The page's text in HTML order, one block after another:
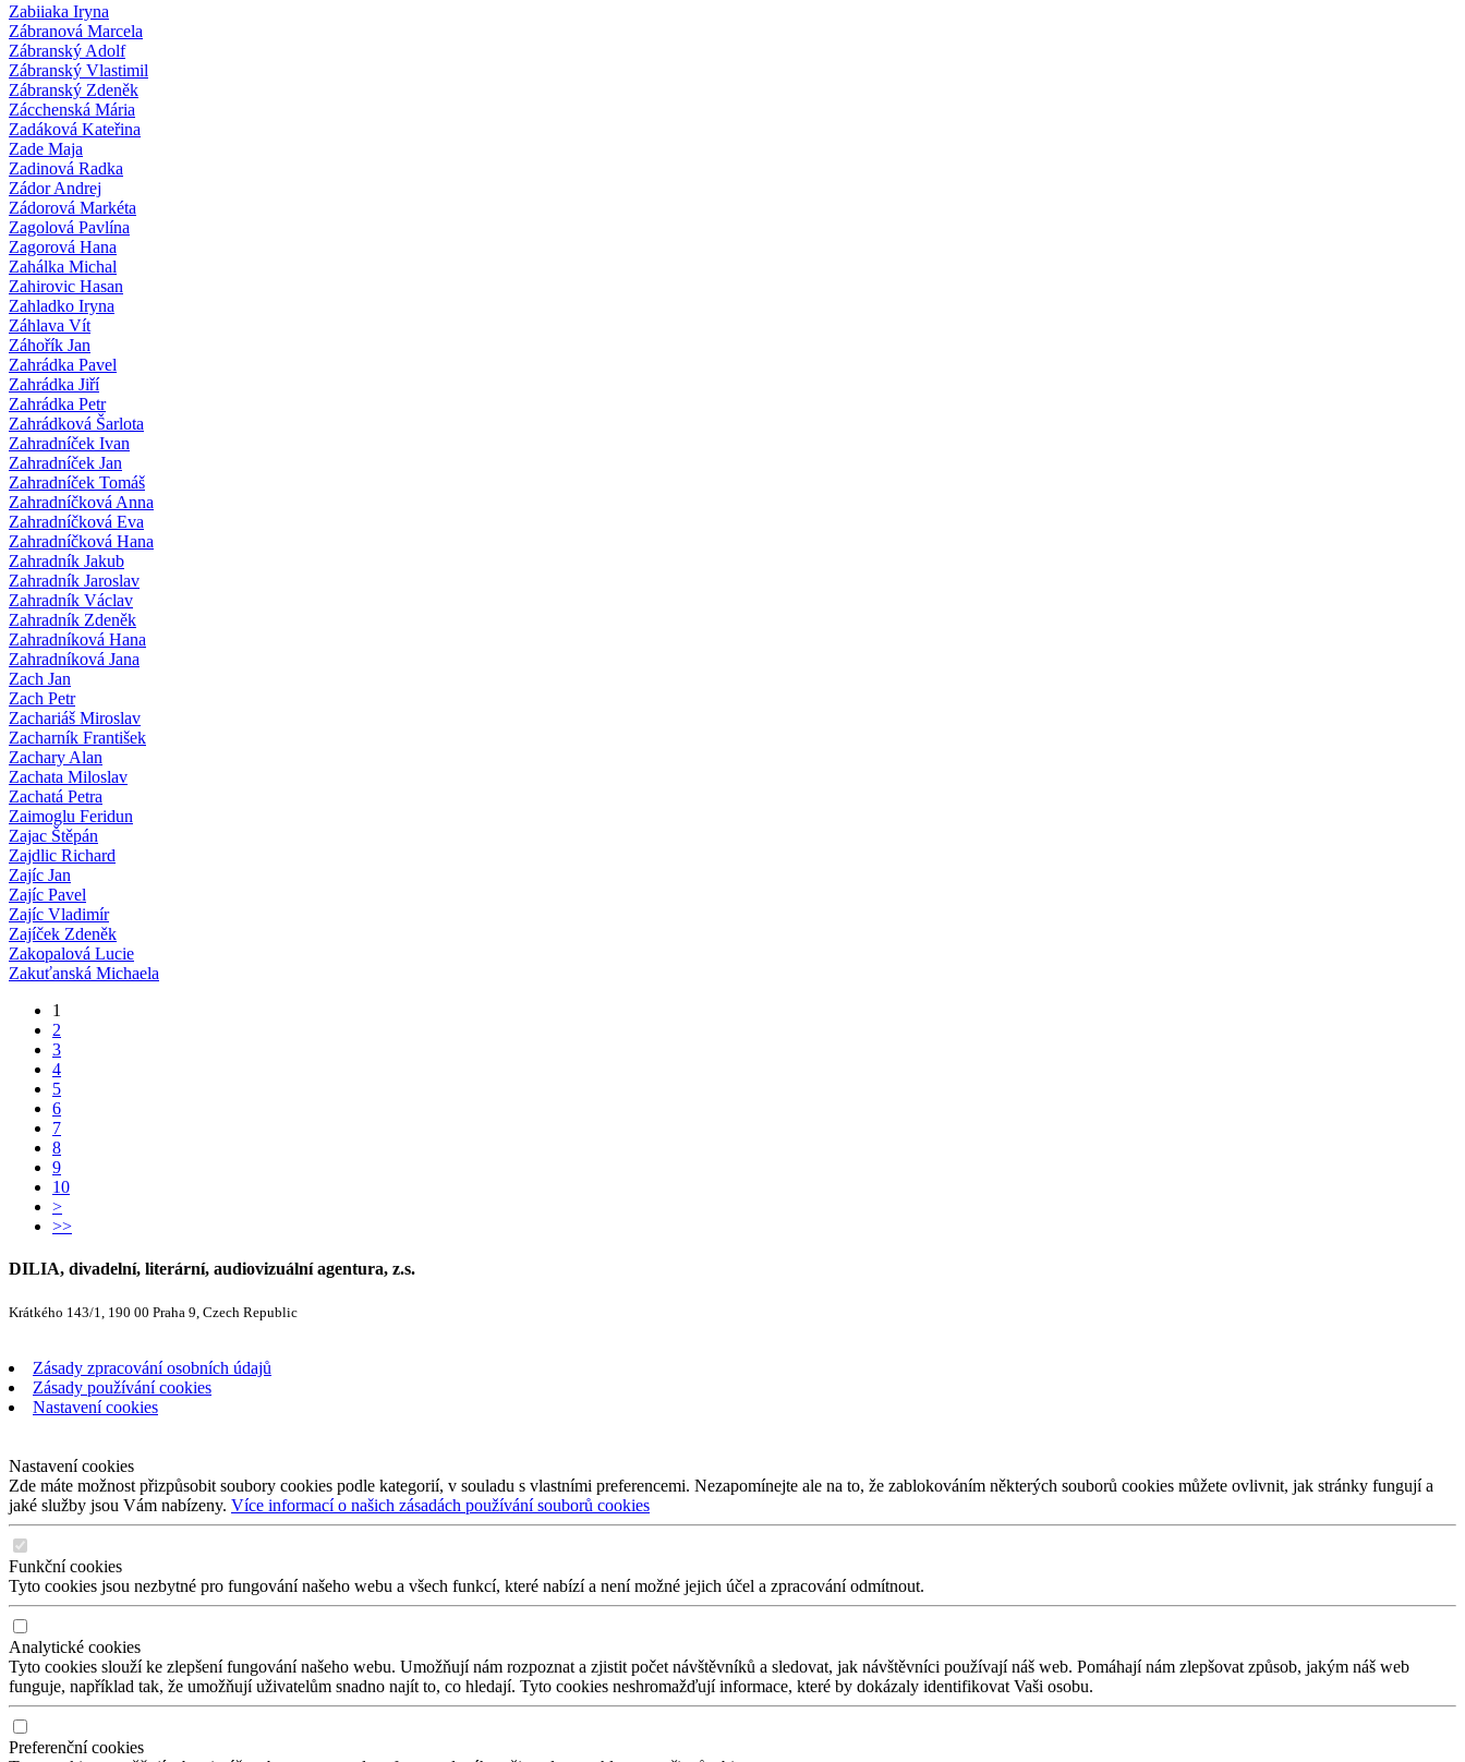
Zabiiaka Iryna
Zábranová Marcela
Zábranský Adolf
Zábranský Vlastimil
Zábranský Zdeněk
Zácchenská Mária
Zadáková Kateřina
Zade Maja
Zadinová Radka
Zádor Andrej
Zádorová Markéta
Zagolová Pavlína
Zagorová Hana
Zahálka Michal
Zahirovic Hasan
Zahladko Iryna
Záhlava Vít
Záhořík Jan
Zahrádka Pavel
Zahrádka Jiří
Zahrádka Petr
Zahrádková Šarlota
Zahradníček Ivan
Zahradníček Jan
Zahradníček Tomáš
Zahradníčková Anna
Zahradníčková Eva
Zahradníčková Hana
Zahradník Jakub
Zahradník Jaroslav
Zahradník Václav
Zahradník Zdeněk
Zahradníková Hana
Zahradníková Jana
Zach Jan
Zach Petr
Zachariáš Miroslav
Zacharník František
Zachary Alan
Zachata Miloslav
Zachatá Petra
Zaimoglu Feridun
Zajac Štěpán
Zajdlic Richard
Zajíc Jan
Zajíc Pavel
Zajíc Vladimír
Zajíček Zdeněk
Zakopalová Lucie
Zakuťanská Michaela
1
2
3
4
5
6
7
8
9
10
>
>>
DILIA, divadelní, literární, audiovizuální agentura, z.s.
Krátkého 143/1, 190 00 Praha 9, Czech Republic
Zásady zpracování osobních údajů
Zásady používání cookies
Nastavení cookies
Nastavení cookies
Zde máte možnost přizpůsobit soubory cookies podle kategorií, v souladu s vlastními preferencemi. Nezapomínejte ale na to, že zablokováním některých souborů cookies můžete ovlivnit, jak stránky fungují a
jaké služby jsou Vám nabízeny. Více informací o našich zásadách používání souborů cookies
Funkční cookies
Tyto cookies jsou nezbytné pro fungování našeho webu a všech funkcí, které nabízí a není možné jejich účel a zpracování odmítnout.
Analytické cookies
Tyto cookies slouží ke zlepšení fungování našeho webu. Umožňují nám rozpoznat a zjistit počet návštěvníků a sledovat, jak návštěvníci používají náš web. Pomáhají nám zlepšovat způsob, jakým náš web
funguje, například tak, že umožňují uživatelům snadno najít to, co hledají. Tyto cookies neshromažďují informace, které by dokázaly identifikovat Vaši osobu.
Preferenční cookies